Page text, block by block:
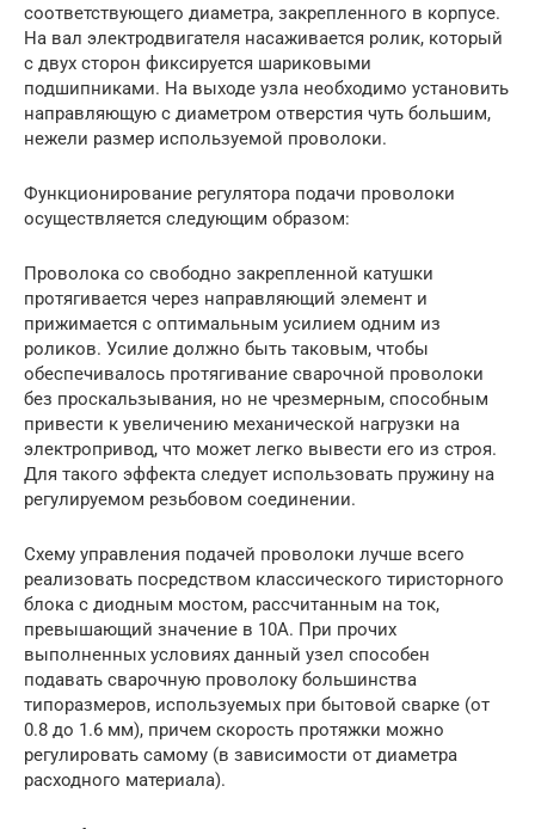
соответствующего диаметра, закрепленного в корпусе.
На вал электродвигателя насаживается ролик, который
с двух сторон фиксируется шариковыми
подшипниками. На выходе узла необходимо установить
направляющую с диаметром отверстия чуть большим,
нежели размер используемой проволоки.
Функционирование регулятора подачи проволоки
осуществляется следующим образом:
Проволока со свободно закрепленной катушки
протягивается через направляющий элемент и
прижимается с оптимальным усилием одним из
роликов. Усилие должно быть таковым, чтобы
обеспечивалось протягивание сварочной проволоки
без проскальзывания, но не чрезмерным, способным
привести к увеличению механической нагрузки на
электропривод, что может легко вывести его из строя.
Для такого эффекта следует использовать пружину на
регулируемом резьбовом соединении.
Схему управления подачей проволоки лучше всего
реализовать посредством классического тиристорного
блока с диодным мостом, рассчитанным на ток,
превышающий значение в 10А. При прочих
выполненных условиях данный узел способен
подавать сварочную проволоку большинства
типоразмеров, используемых при бытовой сварке (от
0.8 до 1.6 мм), причем скорость протяжки можно
регулировать самому (в зависимости от диаметра
расходного материала).